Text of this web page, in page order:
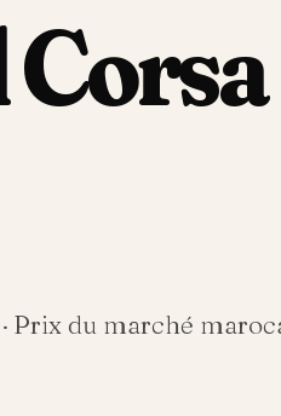
Corsa
· Prix du marché